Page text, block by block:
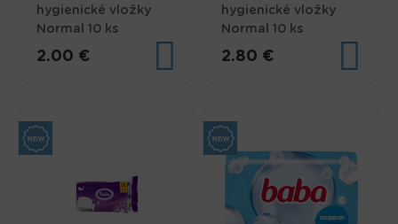
hygienické vložky
Normal 10 ks
2.00 €
hygienické vložky
Normal 10 ks
2.80 €